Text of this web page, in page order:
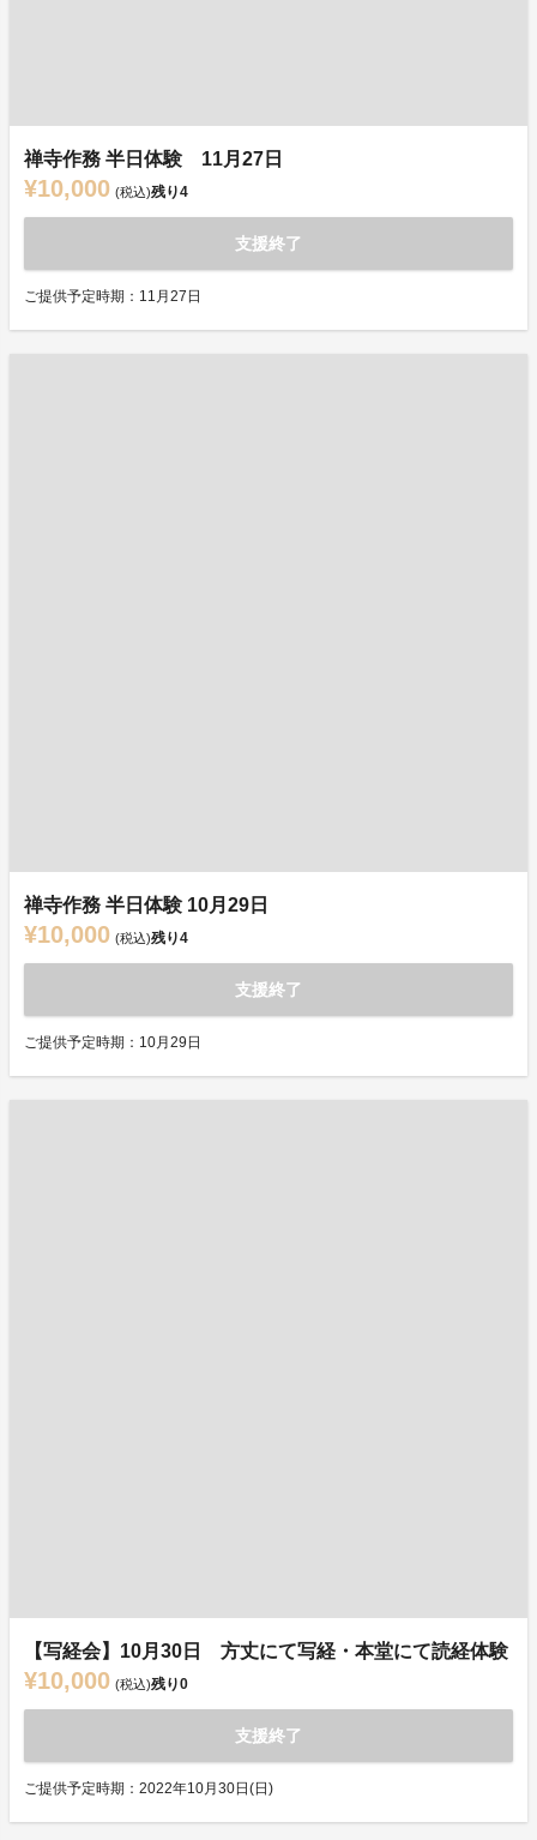
禅寺作務 半日体験 11月27日
¥10,000 (税込)残り4
支援終了
ご提供予定時期：11月27日
禅寺作務 半日体験 10月29日
¥10,000 (税込)残り4
支援終了
ご提供予定時期：10月29日
【写経会】10月30日 方丈にて写経・本堂にて読経体験
¥10,000 (税込)残り0
支援終了
ご提供予定時期：2022年10月30日(日)